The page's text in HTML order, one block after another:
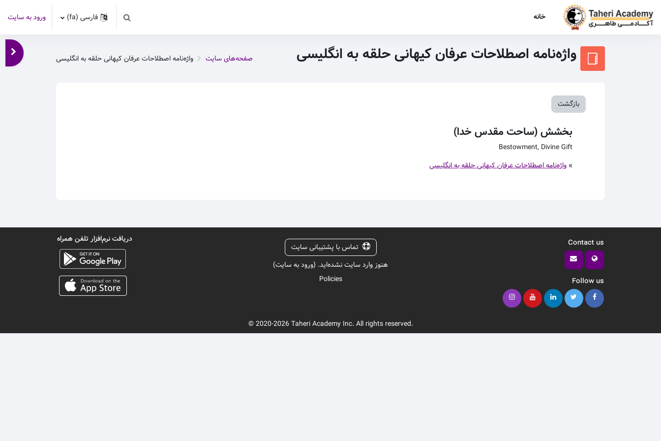
خانه
Toggle search input
فارسی ‎(fa)‎ ورود به سایت
واژه‌نامه اصطلاحات عرفان کیهانی حلقه به انگلیسی صفحه‌های سایت واژه‌نامه اصطلاحات عرفان کیهانی حلقه به انگلیسی
باز
بازگشت
بخشش (ساحت مقدس خدا)
Bestowment, Divine Gift
» واژه‌نامه اصطلاحات عرفان کیهانی حلقه به انگلیسی
Contact us
Follow us
تماس با پشتیبانی سایت
هنوز وارد سایت نشده‌اید. (ورود به سایت)
Policies
دریافت نرم‌افزار تلفن همراه
© 2020-2026 Taheri Academy Inc. All rights reserved.